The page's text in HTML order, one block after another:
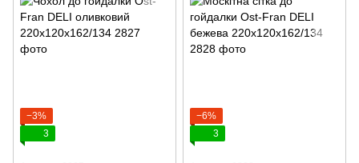
−3%
3
−6%
3